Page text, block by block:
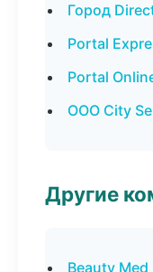
Город
Portal
Portal
ООО City
Другие
Beauty